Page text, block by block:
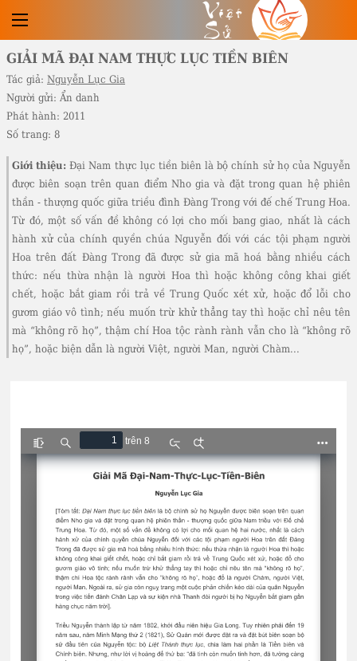
Việt
Sử
GIẢI MÃ ĐẠI NAM THỰC LỤC TIỀN BIÊN
Tác giả: Nguyễn Lục Gia
Người gửi: Ẩn danh
Phát hành: 2011
Số trang: 8
Giới thiệu:Đại Nam thực lục tiền biên là bộ chính sử họ của Nguyễn
được biên soạn trên quan điểm Nho gia và đặt trong quan hệ phiên
thần - thượng quốc giữa triều đình Đàng Trong với đế chế Trung Hoa.
Từ đó, một số vấn đề không có lợi cho mối bang giao, nhất là cách
hành xử của chính quyền chúa Nguyễn đối với các tội phạm người
Hoa trên đất Đàng Trong đã được sử gia mã hoá bằng nhiều cách
thức: nếu thừa nhận là người Hoa thì hoặc không công khai giết
chết, hoặc bắt giam rồi trả về Trung Quốc xét xử, hoặc đổ lỗi cho
gươm giáo vô tình; nếu muốn trừ khử thẳng tay thì hoặc chỉ nêu tên
mà “không rõ họ”, thậm chí Hoa tộc rành rành vẫn cho là “không rõ
họ”, hoặc biện dẫn là người Việt, người Man, người Chàm...